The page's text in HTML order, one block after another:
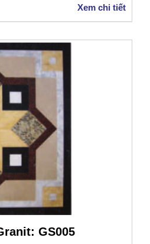
Xem chi tiết
GS005